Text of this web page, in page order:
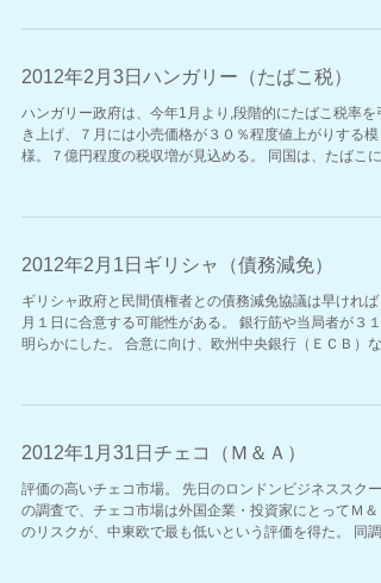
2012年2月3日ハンガリー（たばこ税）
ハンガリー政府は、今年1月より,段階的にたばこ税率を引
き上げ、７月には小売価格が３０％程度値上がりする模
様。７億円程度の税収増が見込める。 同国は、たばこに先
...
2012年2月1日ギリシャ（債務減免）
ギリシャ政府と民間債権者との債務減免協議は早ければ
月１日に合意する可能性がある。 銀行筋や当局者が３１日
明らかにした。 合意に向け、欧州中央銀行（ＥＣＢ）など
2012年1月31日チェコ（Ｍ＆Ａ）
評価の高いチェコ市場。 先日のロンドンビジネススクール
の調査で、チェコ市場は外国企業・投資家にとってＭ＆
のリスクが、中東欧で最も低いという評価を得た。 同調査